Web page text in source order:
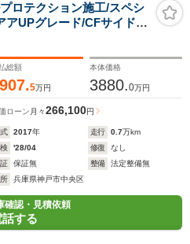
テクション施工/スペシ
アUPグレード/CFサイドエ
イール/ダイヤモンドカッ
ャルカラーキャリパー
総額
5万円
本体価格
3880.0万円
ローン 月々266,100円
2017年 走行 0.7万km
'28/04 修復
なし
保証無 整備
法定整備無
兵庫県神戸市中央区
確認・見積依頼
話する